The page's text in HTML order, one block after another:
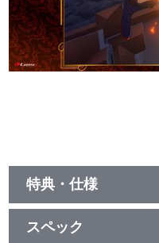
特典・仕様
他、仕様
描き下ろしイラストジャケット
スペック